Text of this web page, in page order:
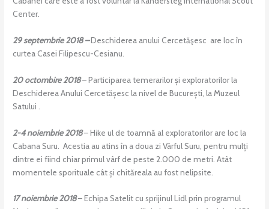
Center.
29 septembrie 2018 –Deschiderea anului Cercetăşesc are loc în
curtea Casei Filipescu-Cesianu.
20 octombire 2018– Participarea temerarilor și exploratorilor la
Deschiderea Anului Cercetășesc la nivel de București, la Muzeul
Satului .
2-4 noiembrie 2018– Hike ul de toamnă al exploratorilor are loc la
Cabana Suru. Acestia au atins în a doua zi Vârful Suru, pentru mulți
dintre ei fiind chiar primul vârf de peste 2.000 de metri. Atât
momentele sporituale cât și chităreala au fost nelipsite.
17 noiembrie 2018– Echipa Satelit cu sprijinul Lidl prin programul